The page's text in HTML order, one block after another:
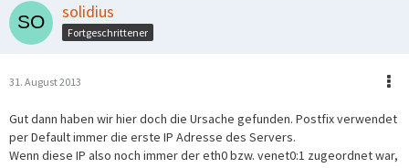
solidius
Fortgeschrittener
31. August 2013
Gut dann haben wir hier doch die Ursache gefunden. Postfix verwendet
per Default immer die erste IP Adresse des Servers.
Wenn diese IP also noch immer der eth0 bzw. venet0:1 zugeordnet war,